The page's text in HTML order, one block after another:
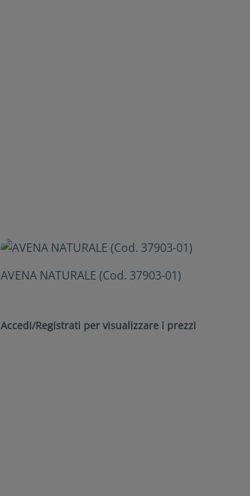
AVENA NATURALE (Cod. 37903-01)
Accedi/Registrati per visualizzare i prezzi